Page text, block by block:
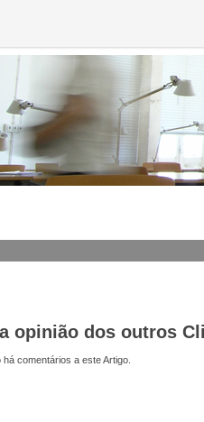
opinião dos outros
há comentários a este Artigo.